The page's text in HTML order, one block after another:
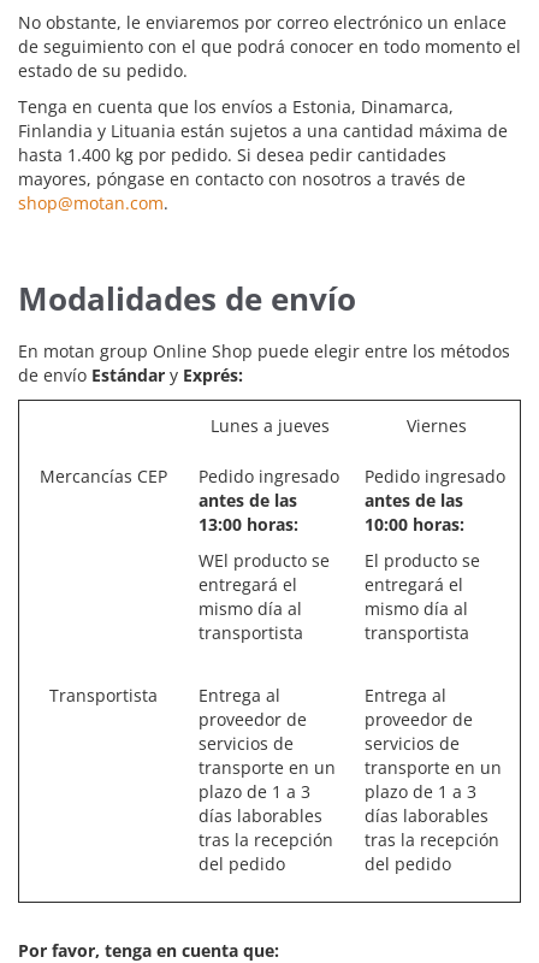
No obstante, le enviaremos por correo electrónico un enlace
de seguimiento con el que podrá conocer en todo momento el
estado de su pedido.
Tenga en cuenta que los envíos a Estonia, Dinamarca,
Finlandia y Lituania están sujetos a una cantidad máxima de
hasta 1.400 kg por pedido. Si desea pedir cantidades
mayores, póngase en contacto con nosotros a través de
shop@motan.com.
Modalidades de envío
En motan group Online Shop puede elegir entre los métodos
de envío Estándar y Exprés:
Lunes a jueves Viernes
Mercancías CEP
Pedido ingresado
antes de las
13:00 horas:
WEl producto se
entregará el
mismo día al
transportista
Pedido ingresado
antes de las
10:00 horas:
El producto se
entregará el
mismo día al
transportista
Transportista
Entrega al
proveedor de
servicios de
transporte en un
plazo de 1 a 3
días laborables
tras la recepción
del pedido
Entrega al
proveedor de
servicios de
transporte en un
plazo de 1 a 3
días laborables
tras la recepción
del pedido
Por favor, tenga en cuenta que: